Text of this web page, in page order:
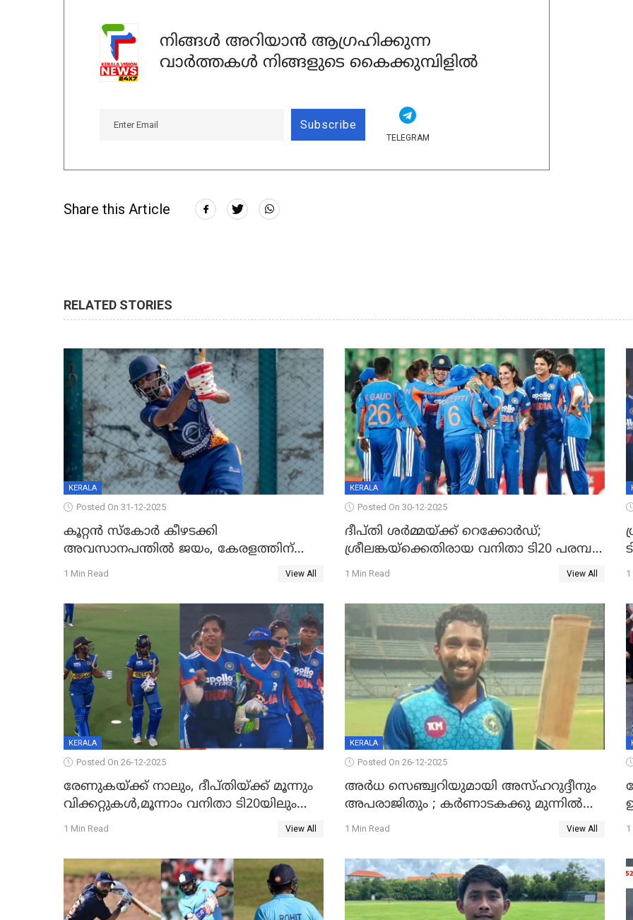
നിങ്ങൾ അറിയാൻ ആഗ്രഹിക്കുന്ന
വാർത്തകൾ നിങ്ങളുടെ കൈക്കുമ്പിളിൽ
Subscribe
TELEGRAM
Share this Article
RELATED STORIES
KERALA
Posted On 31-12-2025
കൂറ്റൻ സ്കോർ കീഴടക്കി
അവസാനപന്തിൽ ജയം, കേരളത്തിന്
ഹാപ്പി ന്യൂഇയർ
1 Min Read View All
KERALA
Posted On 30-12-2025
ദീപ്തി ശർമ്മയ്ക്ക് റെക്കോർഡ്;
ശ്രീലങ്കയ്ക്കെതിരായ വനിതാ ടി20 പരമ്പര
തൂത്തുവാരി ഇന്ത്യ
1 Min Read View All 1
KERALA
Posted On 26-12-2025
രേണുകയ്ക്ക് നാലും, ദീപ്തിയ്ക്ക് മൂന്നും
വിക്കറ്റുകൾ,മൂന്നാം വനിതാ ടി20യിലും
ശ്രീലങ്കയ്ക്ക് ബാറ്റിംഗ് തകര്‍ച്ച; ഇന്ത്യയ്ക്ക്
1 Min Read View All
KERALA
Posted On 26-12-2025
അർധ സെഞ്ച്വറിയുമായി അസ്ഹറുദ്ദീനും
അപരാജിതും ; കർണാടകക്കു മുന്നിൽ
285 റൺസ് വിജയലക്ഷ്യമുയർത്തി കേരളം
1 Min Read View All 1